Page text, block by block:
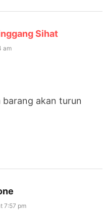
Sihat
am
akan turun
7:57 pm